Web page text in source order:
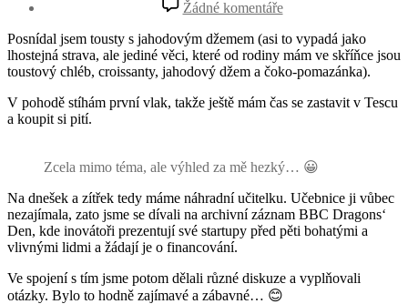
Žádné komentáře
textu
s
názvem
EF
Londýn:
25.
Posnídal jsem tousty s jahodovým džemem (asi to vypadá jako
lhostejná strava, ale jediné věci, které od rodiny mám ve skříňce jsou
toustový chléb, croissanty, jahodový džem a čoko-pomazánka).
V pohodě stíhám první vlak, takže ještě mám čas se zastavit v Tescu
a koupit si pití.
Zcela mimo téma, ale výhled za mě hezký… 😀
Na dnešek a zítřek tedy máme náhradní učitelku. Učebnice ji vůbec
nezajímala, zato jsme se dívali na archivní záznam BBC Dragons‘
Den, kde inovátoři prezentují své startupy před pěti bohatými a
vlivnými lidmi a žádají je o financování.
Ve spojení s tím jsme potom dělali různé diskuze a vyplňovali
otázky. Bylo to hodně zajímavé a zábavné… 😊